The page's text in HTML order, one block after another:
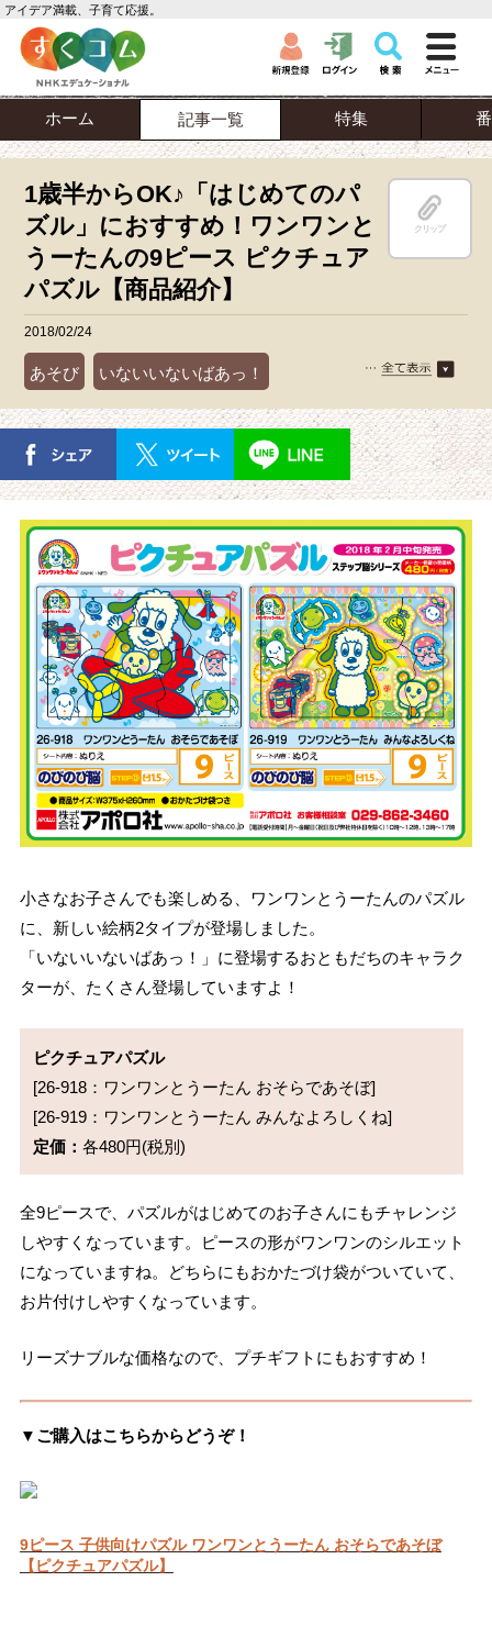
アイデア満載、子育て応援。
ホーム 記事一覧 特集
1歳半からOK♪「はじめてのパ
ズル」におすすめ！ワンワンと
うーたんの9ピース ピクチュア
パズル【商品紹介】
クリップ
2018/02/24
あそび いないいないばあっ！
小さなお子さんでも楽しめる、ワンワンとうーたんのパズル
に、新しい絵柄2タイプが登場しました。
「いないいないばあっ！」に登場するおともだちのキャラク
ターが、たくさん登場していますよ！
ピクチュアパズル
[26-918：ワンワンとうーたん おそらであそぼ]
定価：
全9ピースで、パズルがはじめてのお子さんにもチャレンジ
しやすくなっています。ピースの形がワンワンのシルエット
になっていますね。どちらにもおかたづけ袋がついていて、
お片付けしやすくなっています。
リーズナブルな価格なので、プチギフトにもおすすめ！
▼ご購入はこちらからどうぞ！
9ピース 子供向けパズル ワンワンとうーたん おそらであそぼ
【ピクチュアパズル】